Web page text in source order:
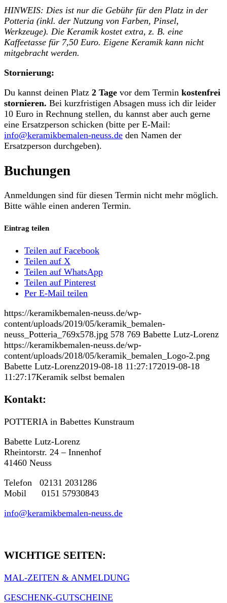
HINWEIS: Dies ist nur die Gebühr für den Platz in der
Potteria (inkl. der Nutzung von Farben, Pinsel,
Werkzeuge). Die Keramik kostet extra, z. B. eine
Kaffeetasse für 7,50 Euro. Eigene Keramik kann nicht
mitgebracht werden.
Stornierung:
Du kannst deinen Platz 2 Tage vor dem Termin kostenfrei
stornieren. Bei kurzfristigen Absagen muss ich dir leider
10 Euro in Rechnung stellen, du kannst aber auch gerne
eine Ersatzperson schicken (bitte per E-Mail:
info@keramikbemalen-neuss.de den Namen der
Ersatzperson durchgeben).
Buchungen
Anmeldungen sind für diesen Termin nicht mehr möglich.
Bitte wähle einen anderen Termin.
Eintrag teilen
Teilen auf Facebook
Teilen auf X
Teilen auf WhatsApp
Teilen auf Pinterest
Per E-Mail teilen
https://keramikbemalen-neuss.de/wp-
content/uploads/2019/05/keramik_bemalen-
neuss_Potteria_769x578.jpg 578 769 Babette Lutz-Lorenz
https://keramikbemalen-neuss.de/wp-
content/uploads/2018/05/keramik_bemalen_Logo-2.png
Babette Lutz-Lorenz2019-08-18 11:27:172019-08-18
11:27:17Keramik selbst bemalen
Kontakt:
POTTERIA in Babettes Kunstraum
Babette Lutz-Lorenz
Rheintorstr. 24 – Innenhof
41460 Neuss
Telefon 02131 2031286
Mobil 0151 57930843
info@keramikbemalen-neuss.de
WICHTIGE SEITEN:
MAL-ZEITEN & ANMELDUNG
GESCHENK-GUTSCHEINE